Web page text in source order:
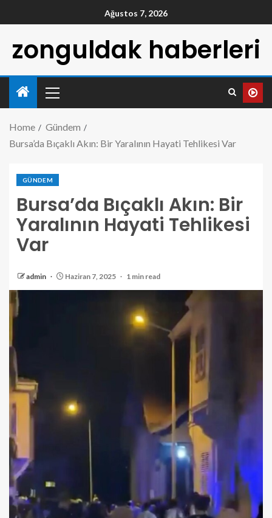
Ağustos 7, 2026
zonguldak haberleri
Home
Gündem
Bursa’da Bıçaklı Akın: Bir Yaralının Hayati Tehlikesi Var
GÜNDEM
Bursa’da Bıçaklı Akın: Bir
Yaralının Hayati Tehlikesi
Var
admin Haziran 7, 2025 1 min read